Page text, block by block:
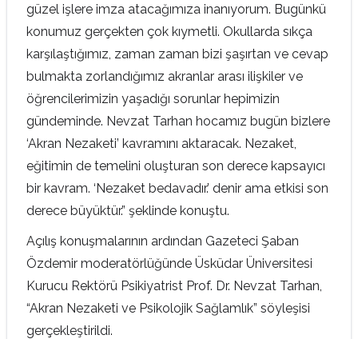
güzel işlere imza atacağımıza inanıyorum. Bugünkü
konumuz gerçekten çok kıymetli. Okullarda sıkça
karşılaştığımız, zaman zaman bizi şaşırtan ve cevap
bulmakta zorlandığımız akranlar arası ilişkiler ve
öğrencilerimizin yaşadığı sorunlar hepimizin
gündeminde. Nevzat Tarhan hocamız bugün bizlere
‘Akran Nezaketi’ kavramını aktaracak. Nezaket,
eğitimin de temelini oluşturan son derece kapsayıcı
bir kavram. ‘Nezaket bedavadır.’ denir ama etkisi son
derece büyüktür.” şeklinde konuştu.
Açılış konuşmalarının ardından Gazeteci Şaban
Özdemir moderatörlüğünde Üsküdar Üniversitesi
Kurucu Rektörü Psikiyatrist Prof. Dr. Nevzat Tarhan,
“Akran Nezaketi ve Psikolojik Sağlamlık” söyleşisi
gerçekleştirildi.